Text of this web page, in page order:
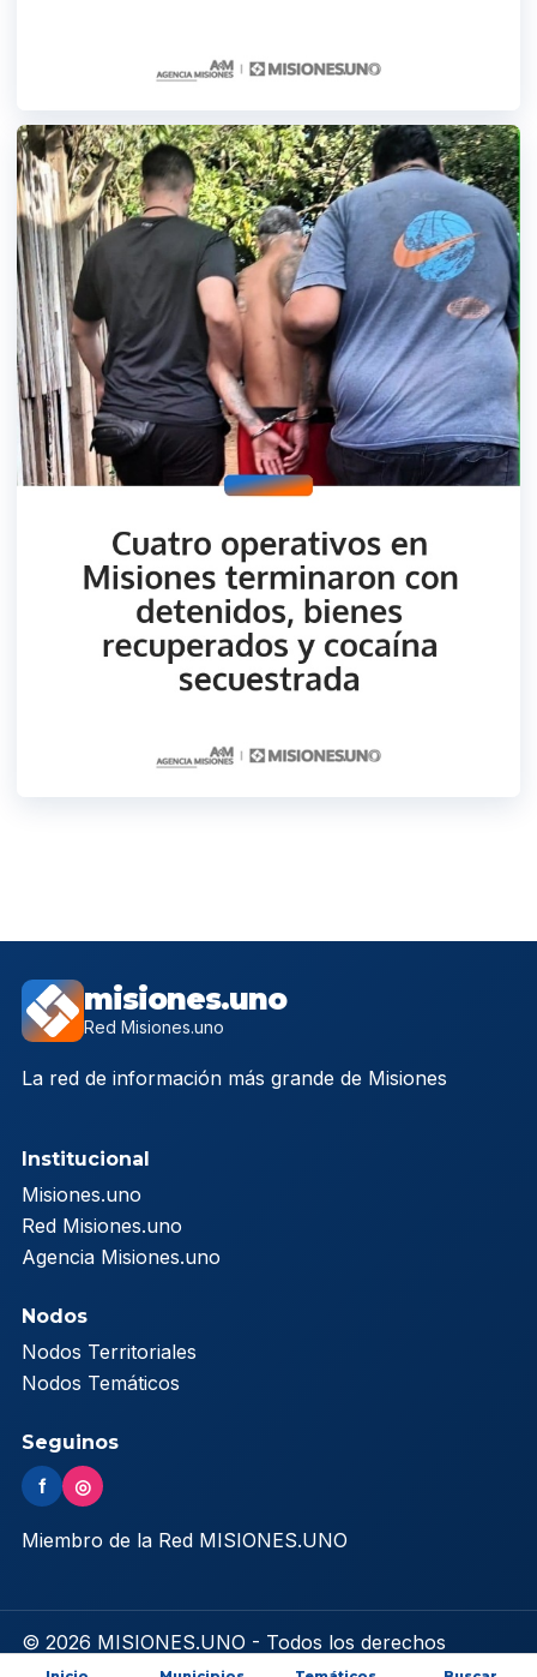
misiones.uno
Red Misiones.uno
La red de información más grande de Misiones
Institucional
Misiones.uno
Red Misiones.uno
Agencia Misiones.uno
Nodos
Nodos Territoriales
Nodos Temáticos
Seguinos
f ◎
Miembro de la Red MISIONES.UNO
© 2026 MISIONES.UNO - Todos los derechos
reservados